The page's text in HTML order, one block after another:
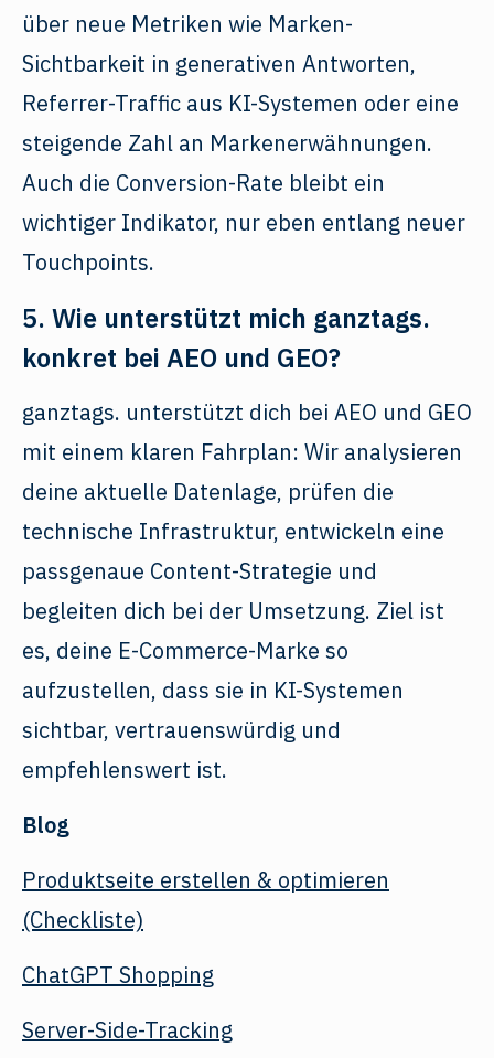
über neue Metriken wie Marken-
Sichtbarkeit in generativen Antworten,
Referrer-Traffic aus KI-Systemen oder eine
steigende Zahl an Markenerwähnungen.
Auch die Conversion-Rate bleibt ein
wichtiger Indikator, nur eben entlang neuer
Touchpoints.
5. Wie unterstützt mich ganztags.
konkret bei AEO und GEO?
ganztags. unterstützt dich bei AEO und GEO
mit einem klaren Fahrplan: Wir analysieren
deine aktuelle Datenlage, prüfen die
technische Infrastruktur, entwickeln eine
passgenaue Content-Strategie und
begleiten dich bei der Umsetzung. Ziel ist
es, deine E-Commerce-Marke so
aufzustellen, dass sie in KI-Systemen
sichtbar, vertrauenswürdig und
empfehlenswert ist.
Blog
Produktseite erstellen & optimieren
(Checkliste)
ChatGPT Shopping
Server-Side-Tracking